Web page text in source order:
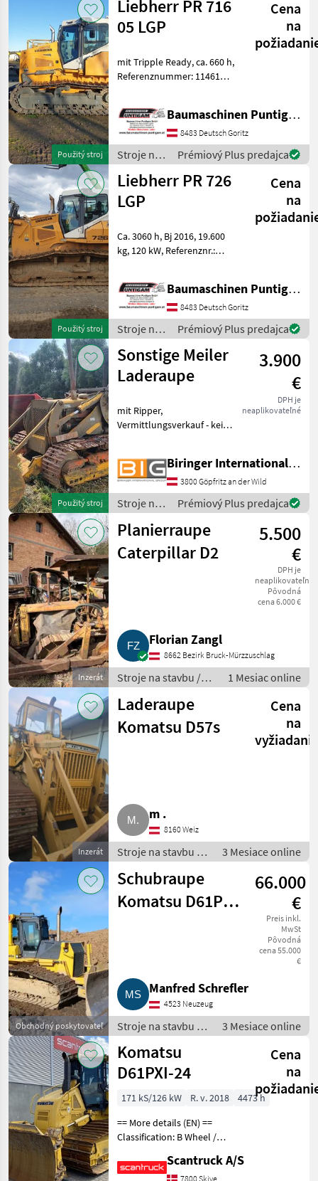
Liebherr
Použitý stroj
Liebherr PR 716
05 LGP
Cena
na
mit Tripple Ready, ca. 660 h,
Referenznummer: 11461
Ankauf - Verkauf -
Vermietung von
Baumaschinen Besuchen
Sie
Baumaschinen Puntigam GmbH
8483 Deutsch Goritz
Stroje na
stavbu /
Liebherr
Prémiový Plus predajca
Použitý stroj
Liebherr PR 726
LGP
Cena
na
Ca. 3060 h, Bj 2016, 19.600
kg, 120 kW, Referenznr.:
Spezialgebiet: Ankauf -
Verkauf - Vermietung von
Baumaschinen Besuche
Baumaschinen Puntigam GmbH
8483 Deutsch Goritz
Stroje na
stavbu /
Liebherr
Prémiový Plus predajca
Použitý stroj
Sonstige Meiler
Laderaupe
3.900
€
DPH je
neaplikovateľné
mit Ripper,
Vermittlungsverkauf - keine
Biringer International GmbH
3800 Göpfritz an der Wild
Stroje na
stavbu /
Sonstige
Prémiový Plus predajca
Inzerát
Planierraupe
Caterpillar D2
5.500
€
DPH je
neaplikovateľné
Pôvodná
cena 6.000 €
Florian Zangl
8662 Bezirk Bruck-Mürzzuschlag
Stroje na stavbu /
buldozér
1 Mesiac online
Inzerát
Laderaupe
Komatsu D57s
Cena
na
m .
8160 Weiz
Stroje na stavbu /
buldozér
3 Mesiace online
Obchodný poskytovateľ
Schubraupe
Komatsu D61PX-
66.000
€
Preis inkl.
MwSt
Pôvodná
cena 55.000
€
Manfred Schrefler
4523 Neuzeug
Stroje na stavbu /
buldozér
3 Mesiace online
Komatsu
D61PXI-24
Cena
na
171 kS/126 kW R. v. 2018
4473 h
== More details (EN) ==
Classification: B Wheel /
for 3, 8M³- vinkel >24° -
Scantruck A/S
7800 Skive